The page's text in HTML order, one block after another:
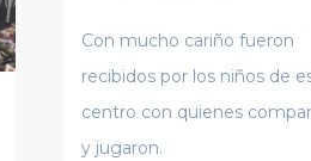
Con mucho cariño fueron
recibidos por los niños de
centro con quienes
y jugaron.